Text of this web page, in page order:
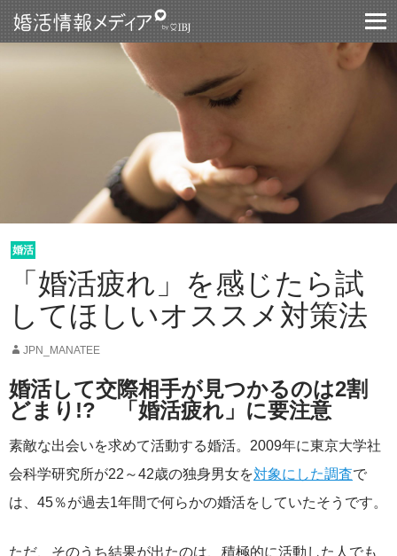
コンテントスキップ
婚活
「婚活疲れ」を感じたら試
してほしいオススメ対策法
JPN_MANATEE
婚活して交際相手が見つかるのは2割
どまり!? 「婚活疲れ」に要注意
素敵な出会いを求めて活動する婚活。2009年に東京大学社
会科学研究所が22～42歳の独身男女を対象にした調査で
は、45％が過去1年間で何らかの婚活をしていたそうです。
ただ、そのうち結果が出たのは、積極的に活動した人でも